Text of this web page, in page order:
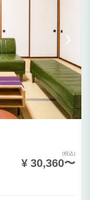
(税込)
¥ 30,360〜